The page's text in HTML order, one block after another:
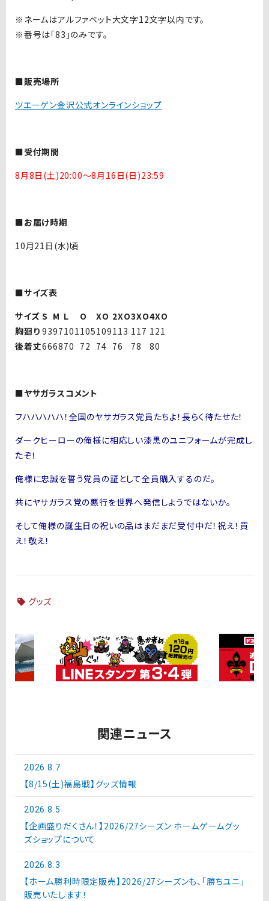
※ネームはアルファベット大文字12文字以内です。
※番号は「83」のみです。
■販売場所
ツエーゲン金沢公式オンラインショップ
■受付期間
8月8日(土)20:00〜8月16日(日)23:59
■お届け時期
10月21日(水)頃
■サイズ表
サイズ S M L O XO 2XO3XO4XO
胸廻り 9397101 105109113 117 121
後着丈666870 72 74 76 78 80
■ヤサガラスコメント
フハハハハハ！全国のヤサガラス党員たちよ！長らく待たせた！
ダークヒーローの俺様に相応しい漆黒のユニフォームが完成し
たぞ！
俺様に忠誠を誓う党員の証として全員購入するのだ。
共にヤサガラス党の悪行を世界へ発信しようではないか。
そして俺様の誕生日の祝いの品はまだまだ受付中だ！祝え！買
え！敬え！
グッズ
関連ニュース
2026.8.7
【8/15(土)福島戦】グッズ情報
2026.8.5
【企画盛りだくさん！】2026/27シーズン ホームゲームグッ
ズショップについて
2026.8.3
【ホーム勝利時限定販売】2026/27シーズンも、「勝ちユニ」
販売いたします！